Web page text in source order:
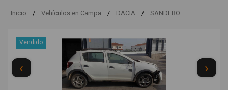
Inicio / Vehículos en Campa / DACIA / SANDERO
Vendido
‹ ›